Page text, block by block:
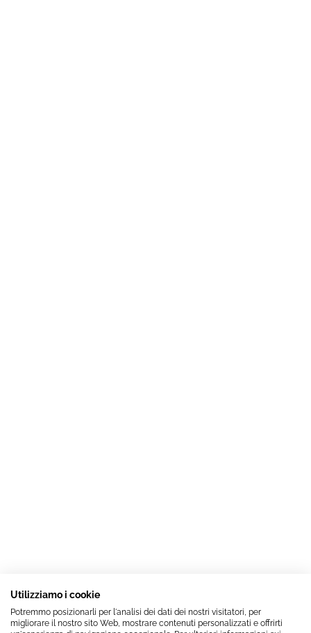
Utilizziamo i cookie
Potremmo posizionarli per l'analisi dei dati dei nostri visitatori, per
migliorare il nostro sito Web, mostrare contenuti personalizzati e offrirti